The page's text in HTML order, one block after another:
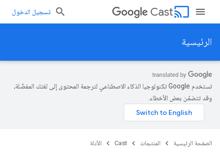
cast
Cast تسجيل الدخول
الرئيسية
تستخدم Google تكنولوجيا الذكاء الاصطناعي لترجمة المحتوى إلى لغتك المفضّلة،
وقد تتضمّن بعض الأخطاء.
الصفحة الرئيسية المنتجات Cast الأدلة